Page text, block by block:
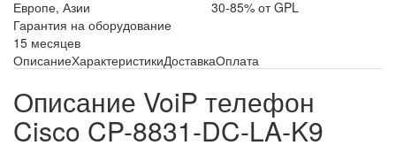
Европе, Азии
30-85% от GPL
Гарантия на оборудование
15 месяцев
ОписаниеХарактеристикиДоставкаОплата
Описание VoiP телефон
Cisco CP-8831-DC-LA-K9